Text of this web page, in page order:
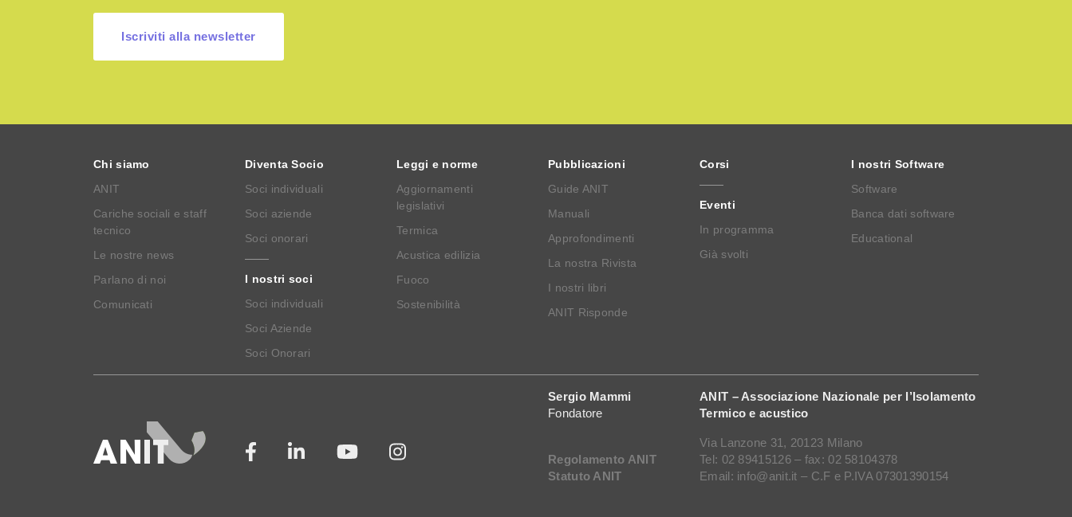
Iscriviti alla newsletter
Chi siamo
ANIT
Cariche sociali e staff
tecnico
Le nostre news
Parlano di noi
Comunicati
Diventa Socio
Soci individuali
Soci aziende
Soci onorari
I nostri soci
Soci individuali
Soci Aziende
Soci Onorari
Leggi e norme
Aggiornamenti
legislativi
Termica
Acustica edilizia
Fuoco
Sostenibilità
Pubblicazioni
Guide ANIT
Manuali
Approfondimenti
La nostra Rivista
I nostri libri
ANIT Risponde
Corsi
Eventi
In programma
Già svolti
I nostri Software
Software
Banca dati software
Educational
Sergio Mammi
Fondatore
Regolamento ANIT
Statuto ANIT
ANIT – Associazione Nazionale per l’Isolamento
Termico e acustico
Via Lanzone 31, 20123 Milano
Tel: 02 89415126 – fax: 02 58104378
Email: info@anit.it – C.F e P.IVA 07301390154